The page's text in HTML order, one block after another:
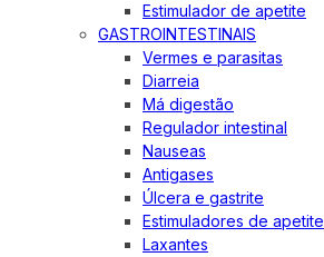
Estimulador de apetite
GASTROINTESTINAIS
Vermes e parasitas
Diarreia
Má digestão
Regulador intestinal
Nauseas
Antigases
Úlcera e gastrite
Estimuladores de apetite
Laxantes